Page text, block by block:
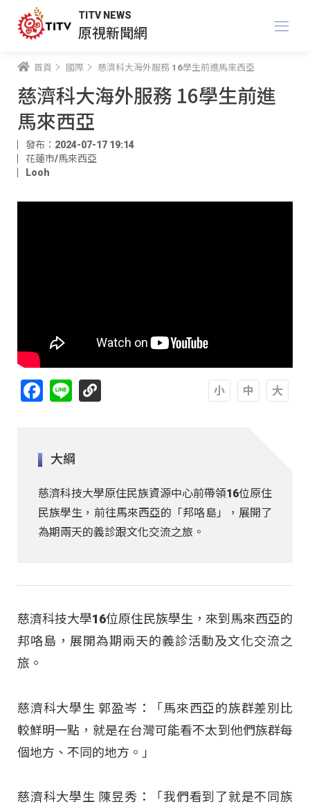
TITV NEWS
原視新聞網
首頁 國際 慈濟科大海外服務 16學生前進馬來西亞
慈濟科大海外服務 16學生前進
馬來西亞
發布：2024-07-17 19:14
花蓮市/馬來西亞
Looh
Facebook
Line
大綱
慈濟科技大學原住民族資源中心前帶領16位原住
民族學生，前往馬來西亞的「邦咯島」，展開了
為期兩天的義診跟文化交流之旅。
慈濟科技大學16位原住民族學生，來到馬來西亞的
邦咯島，展開為期兩天的義診活動及文化交流之
旅。
慈濟科大學生 郭盈岑：「馬來西亞的族群差別比
較鮮明一點，就是在台灣可能看不太到他們族群每
個地方、不同的地方。」
慈濟科大學生 陳昱秀：「我們看到了就是不同族